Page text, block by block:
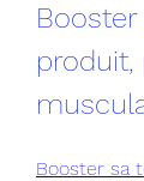
Booster sa